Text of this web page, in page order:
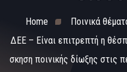
Home
Ποινικά
ΔΕΕ – Είναι επιτρεπτή η
σκηση ποινικής δίωξης στις